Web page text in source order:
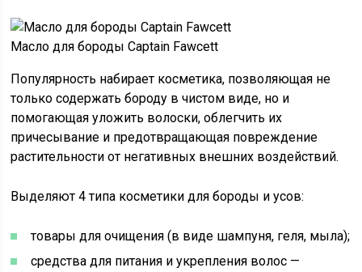
Масло для бороды Captain Fawcett
Популярность набирает косметика, позволяющая не
только содержать бороду в чистом виде, но и
помогающая уложить волоски, облегчить их
причесывание и предотвращающая повреждение
растительности от негативных внешних воздействий.
Выделяют 4 типа косметики для бороды и усов:
товары для очищения (в виде шампуня, геля, мыла);
средства для питания и укрепления волос —